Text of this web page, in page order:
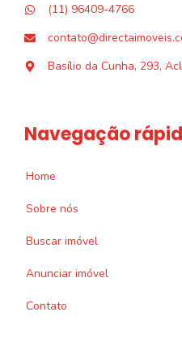
(11) 96409-4766
Basílio da Cunha, 293,
Navegação
Home
Sobre nós
Buscar imóvel
Anunciar imóvel
Contato